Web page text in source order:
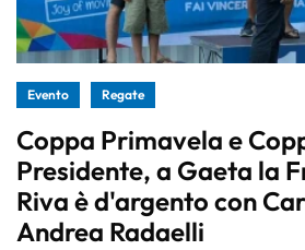
Evento Regate
Coppa Primavela e
Presidente, a Gaeta la
Riva è d'argento con
Andrea Radaelli